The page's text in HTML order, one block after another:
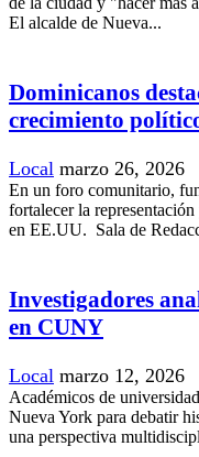
El alcalde de Nueva...
Dominicanos
crecimiento
Local marzo 26, 2026
En un foro comunitario,
fortalecer la
en EE.UU. Sala de
Investigadores
en CUNY
Local marzo 12, 2026
Académicos de
Nueva York para debatir
una perspectiva